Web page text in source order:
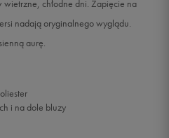
wietrzne, chłodne dni. Zapięcie na
nadają oryginalnego wyglądu.
aurę.
i na dole bluzy